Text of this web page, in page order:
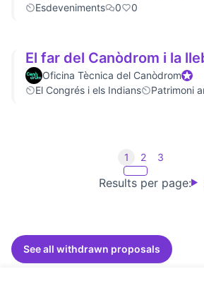
Esdeveniments
0 0
El far del Canòdrom i la
Oficina Tècnica del Canòdrom
El Congrés i els Indians
Patrimoni
Results per page:
1 2 3
See all withdrawn proposals